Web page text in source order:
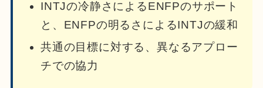
INTJの冷静さによるENFPのサポート
と、ENFPの明るさによるINTJの緩和
共通の目標に対する、異なるアプロー
チでの協力